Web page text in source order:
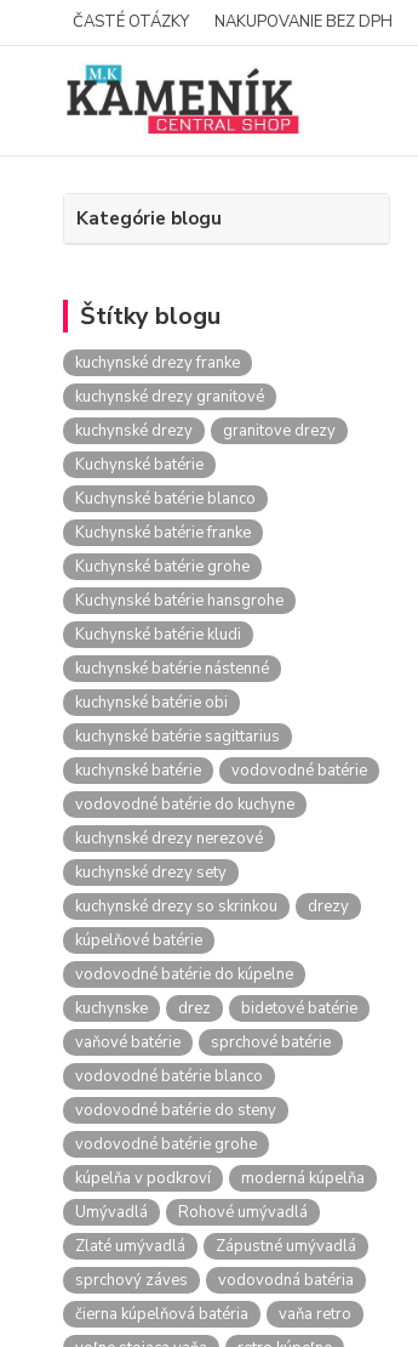
ČASTÉ OTÁZKY NAKUPOVANIE BEZ DPH
Kategórie blogu
Štítky blogu
kuchynské drezy franke
kuchynské drezy granitové
kuchynské drezy
granitove drezy
Kuchynské batérie
Kuchynské batérie blanco
Kuchynské batérie franke
Kuchynské batérie grohe
Kuchynské batérie hansgrohe
Kuchynské batérie kludi
kuchynské batérie nástenné
kuchynské batérie obi
kuchynské batérie sagittarius
kuchynské batérie
vodovodné batérie
vodovodné batérie do kuchyne
kuchynské drezy nerezové
kuchynské drezy sety
kuchynské drezy so skrinkou
drezy
kúpelňové batérie
vodovodné batérie do kúpelne
kuchynske
drez
bidetové batérie
vaňové batérie
sprchové batérie
vodovodné batérie blanco
vodovodné batérie do steny
vodovodné batérie grohe
kúpelňa v podkroví
moderná kúpelňa
Umývadlá
Rohové umývadlá
Zlaté umývadlá
Zápustné umývadlá
sprchový záves
vodovodná batéria
čierna kúpelňová batéria
vaňa retro